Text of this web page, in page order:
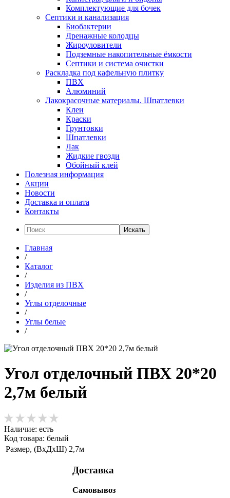
Комплектующие для бочек
Септики и канализация
Биобактерии
Дренажные колодцы
Жироуловители
Подземные накопительные ёмкости
Септики и система очистки
Раскладка под кафельную плитку
ПВХ
Алюминий
Лакокрасочные материалы. Шпатлевки
Клеи
Краски
Грунтовки
Шпатлевки
Лак
Жидкие гвозди
Обойный клей
Полезная информация
Акции
Новости
Доставка и оплата
Контакты
Искать
Главная
/
Каталог
/
Изделия из ПВХ
/
Углы отделочные
/
Углы белые
/
Угол отделочный ПВХ 20*20
2,7м белый
Наличие: есть
Код товара: белый
Размер, (ВхДхШ) 2,7м
Доставка
Самовывоз